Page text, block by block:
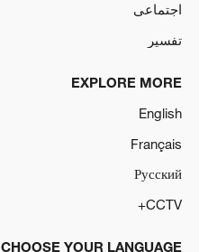
اجتماعی
تفسیر
EXPLORE MORE
English
Français
Русский
CCTV+
CHOOSE YOUR LANGUAGE